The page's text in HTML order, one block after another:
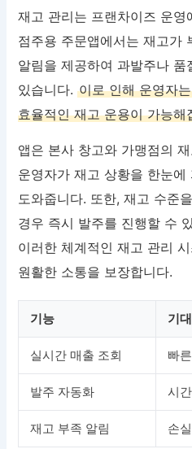
재고 관리는 프랜차이즈 운
점주용 주문앱에서는 재고가
알림을 제공하여 과발주나
있습니다.이로 인해 운영자
효율적인 재고 운용이 가능해
앱은 본사 창고와 가맹점의
운영자가 재고 상황을 한눈에
도와줍니다. 또한, 재고 수준
경우 즉시 발주를 진행할 수
이러한 체계적인 재고 관리
원활한 소통을 보장합니다.
기능 기
실시간 매출 조회 빠
발주 자동화 시
재고 부족 알림 손